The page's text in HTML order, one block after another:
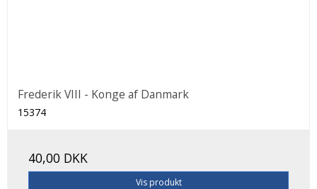
Frederik VIII - Konge af Danmark
15374
40,00 DKK
Vis produkt